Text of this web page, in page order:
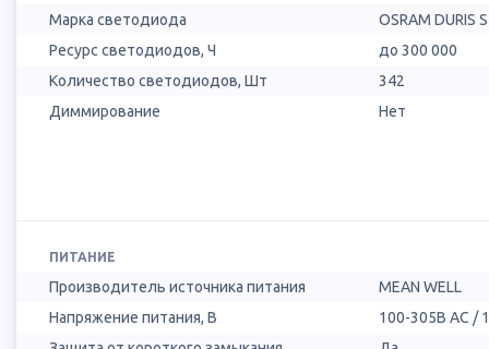
Марка светодиода
OSRAM DURIS
Ресурс светодиодов, Ч
до 300 000
Количество светодиодов, Шт
342
Диммирование
Нет
ПИТАНИЕ
Производитель источника питания
MEAN WELL
Напряжение питания, В
100-305В AC /